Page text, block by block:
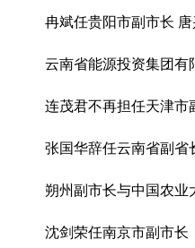
冉斌任贵阳市副市长
云南省能源投资集团有
连茂君不再担任天津市
张国华辞任云南省副省
朔州副市长与中国农业
沈剑荣任南京市副市长